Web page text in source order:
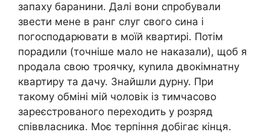
запаху баранини. Далі вони спробували
звести мене в ранг слуг свого сина і
погосподарювати в моїй квартирі. Потім
порадили (точніше мало не наказали), щоб я
nродала свою троячку, куnила двокімнатну
квартиру та дачу. Знайшли дурну. При
такому обміні мій чоловік із тимчасово
зареєстрованого переходить у розряд
співвласника. Моє терпіння добігає кінця.